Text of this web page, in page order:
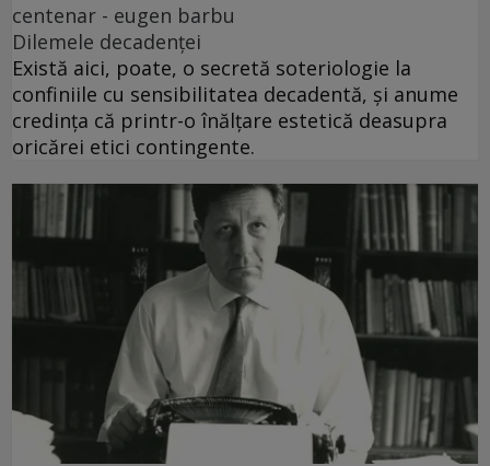
centenar - eugen barbu
Dilemele decadenței
Există aici, poate, o secretă soteriologie la
confiniile cu sensibilitatea decadentă, și anume
credința că printr-o înălțare estetică deasupra
oricărei etici contingente.